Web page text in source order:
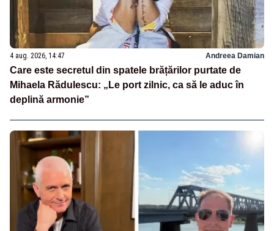
4 aug. 2026, 14:47 Andreea Damian
Care este secretul din spatele brățărilor purtate de
Mihaela Rădulescu: „Le port zilnic, ca să le aduc în
deplină armonie”